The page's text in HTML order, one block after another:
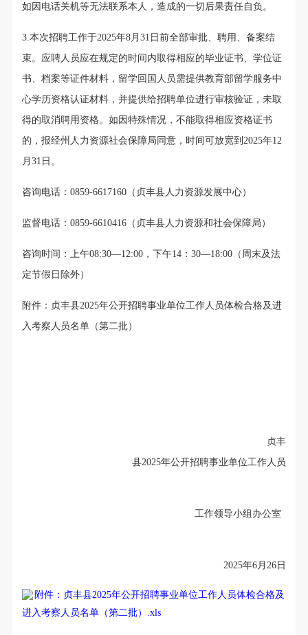
如因电话关机等无法联系本人，造成的一切后果责任自负。
3.本次招聘工作于2025年8月31日前全部审批、聘用、备案结
束。应聘人员应在规定的时间内取得相应的毕业证书、学位证
书、档案等证件材料，留学回国人员需提供教育部留学服务中
心学历资格认证材料，并提供给招聘单位进行审核验证，未取
得的取消聘用资格。如因特殊情况，不能取得相应资格证书
的，报经州人力资源社会保障局同意，时间可放宽到2025年12
月31日。
咨询电话：0859-6617160（贞丰县人力资源发展中心）
监督电话：0859-6610416（贞丰县人力资源和社会保障局）
咨询时间：上午08:30—12:00，下午14：30—18:00（周末及法
定节假日除外）
附件：贞丰县2025年公开招聘事业单位工作人员体检合格及进
入考察人员名单（第二批）
贞丰
县2025年公开招聘事业单位工作人员
工作领导小组办公室
2025年6月26日
附件：贞丰县2025年公开招聘事业单位工作人员体检合格及
进入考察人员名单（第二批）.xls